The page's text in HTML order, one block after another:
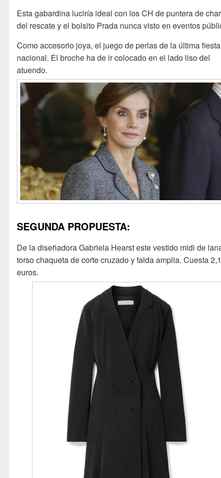
Esta gabardina luciría ideal con los CH de puntera de
del rescate y el bolsito Prada nunca visto en eventos
Como accesorio joya, el juego de perlas de la última fiesta
nacional. El broche ha de ir colocado en el lado liso del
atuendo.
SEGUNDA PROPUESTA:
De la diseñadora Gabriela Hearst este vestido midi de
torso chaqueta de corte cruzado y falda amplia. Cuesta
euros.